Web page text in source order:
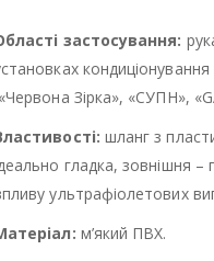
застосування:
Зірка», «СУПН»,
шланг з
гладка, зовнішня –
ультрафіолетових
м’який ПВХ.